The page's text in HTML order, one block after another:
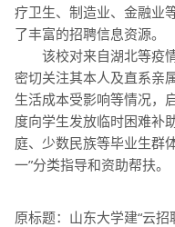
疗卫生、制造业、金融业
了丰富的招聘信息资源。
该校对来自湖北等疫情
密切关注其本人及直系亲
生活成本受影响等情况，
度向学生发放临时困难补
庭、少数民族等毕业生群
一”分类指导和资助帮扶。
原标题：山东大学建“云招